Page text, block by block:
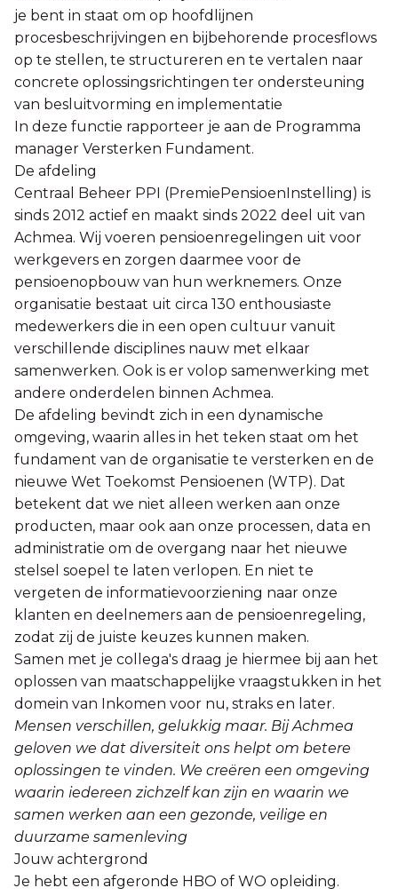
je bent in staat om op hoofdlijnen
procesbeschrijvingen en bijbehorende procesflows
op te stellen, te structureren en te vertalen naar
concrete oplossingsrichtingen ter ondersteuning
van besluitvorming en implementatie
In deze functie rapporteer je aan de Programma
manager Versterken Fundament.
De afdeling
Centraal Beheer PPI (PremiePensioenInstelling) is
sinds 2012 actief en maakt sinds 2022 deel uit van
Achmea. Wij voeren pensioenregelingen uit voor
werkgevers en zorgen daarmee voor de
pensioenopbouw van hun werknemers. Onze
organisatie bestaat uit circa 130 enthousiaste
medewerkers die in een open cultuur vanuit
verschillende disciplines nauw met elkaar
samenwerken. Ook is er volop samenwerking met
andere onderdelen binnen Achmea.
De afdeling bevindt zich in een dynamische
omgeving, waarin alles in het teken staat om het
fundament van de organisatie te versterken en de
nieuwe Wet Toekomst Pensioenen (WTP). Dat
betekent dat we niet alleen werken aan onze
producten, maar ook aan onze processen, data en
administratie om de overgang naar het nieuwe
stelsel soepel te laten verlopen. En niet te
vergeten de informatievoorziening naar onze
klanten en deelnemers aan de pensioenregeling,
zodat zij de juiste keuzes kunnen maken.
Samen met je collega's draag je hiermee bij aan het
oplossen van maatschappelijke vraagstukken in het
domein van Inkomen voor nu, straks en later.
Mensen verschillen, gelukkig maar. Bij Achmea
geloven we dat diversiteit ons helpt om betere
oplossingen te vinden. We creëren een omgeving
waarin iedereen zichzelf kan zijn en waarin we
samen werken aan een gezonde, veilige en
duurzame samenleving
Jouw achtergrond
Je hebt een afgeronde HBO of WO opleiding.